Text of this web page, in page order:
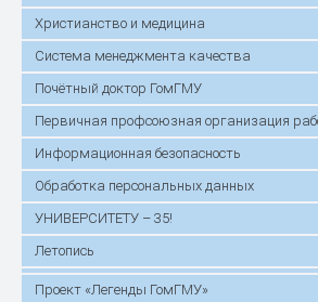
Христианство и медицина
Система менеджмента качества
Почётный доктор ГомГМУ
Первичная профсоюзная организация
Информационная безопасность
Обработка персональных данных
УНИВЕРСИТЕТУ – 35!
Летопись
Проект «Легенды ГомГМУ»